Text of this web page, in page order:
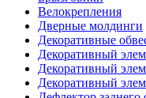
Велокрепления
Дверные молдинги
Декоративные
Декоративный
Декоративный
Декоративный